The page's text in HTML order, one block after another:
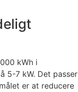
kWh i
5-7 kW. Det passer
er at reducere